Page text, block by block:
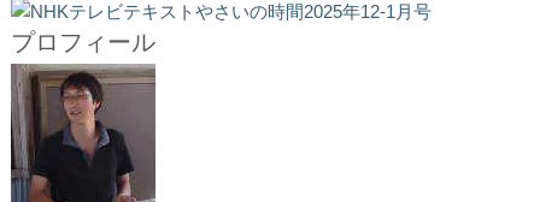
プロフィール